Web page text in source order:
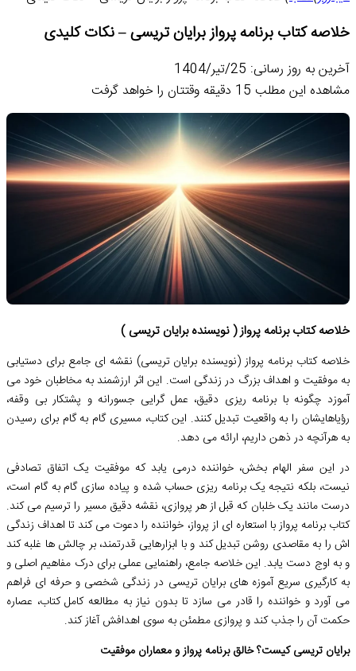
خلاصه کتاب برنامه پرواز برایان تریسی – نکات کلیدی
آخرین به روز رسانی: 25/تیر/1404
مشاهده این مطلب 15 دقیقه وقتتان را خواهد گرفت
خلاصه کتاب برنامه پرواز ( نویسنده برایان تریسی )
خلاصه کتاب برنامه پرواز (نویسنده برایان تریسی) نقشه ای جامع برای دستیابی
به موفقیت و اهداف بزرگ در زندگی است. این اثر ارزشمند به مخاطبان خود می
آموزد چگونه با برنامه ریزی دقیق، عمل گرایی جسورانه و پشتکار بی وقفه،
رؤیاهایشان را به واقعیت تبدیل کنند. این کتاب، مسیری گام به گام برای رسیدن
به هرآنچه در ذهن داریم، ارائه می دهد.
در این سفر الهام بخش، خواننده درمی یابد که موفقیت یک اتفاق تصادفی
نیست، بلکه نتیجه یک برنامه ریزی حساب شده و پیاده سازی گام به گام است،
درست مانند یک خلبان که قبل از هر پروازی، نقشه دقیق مسیر را ترسیم می کند.
کتاب برنامه پرواز با استعاره ای از پرواز، خواننده را دعوت می کند تا اهداف زندگی
اش را به مقاصدی روشن تبدیل کند و با ابزارهایی قدرتمند، بر چالش ها غلبه کند
و به اوج دست یابد. این خلاصه جامع، راهنمایی عملی برای درک مفاهیم اصلی و
به کارگیری سریع آموزه های برایان تریسی در زندگی شخصی و حرفه ای فراهم
می آورد و خواننده را قادر می سازد تا بدون نیاز به مطالعه کامل کتاب، عصاره
حکمت آن را جذب کند و پروازی مطمئن به سوی اهدافش آغاز کند.
برایان تریسی کیست؟ خالق برنامه پرواز و معماران موفقیت